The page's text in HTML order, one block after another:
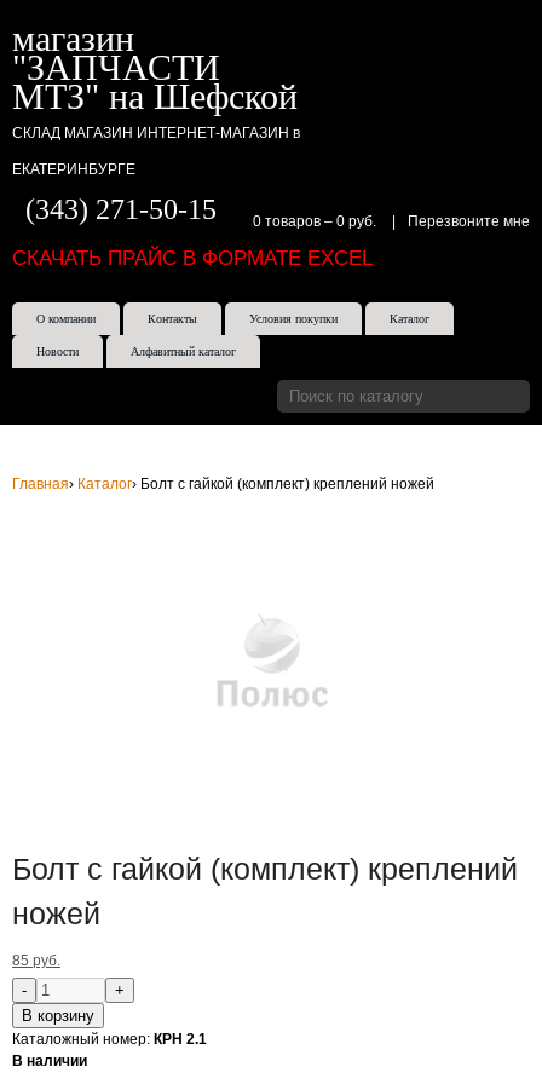
магазин
"ЗАПЧАСТИ
МТЗ" на Шефской
СКЛАД МАГАЗИН ИНТЕРНЕТ-МАГАЗИН в
ЕКАТЕРИНБУРГЕ
0 товаров – 0 руб. Перезвоните мне
(343) 271-50-15
СКАЧАТЬ ПРАЙС В ФОРМАТЕ EXCEL
О компании Контакты Условия покупки Каталог
Новости Алфавитный каталог
Главная› Каталог› Болт с гайкой (комплект) креплений ножей
Болт с гайкой (комплект) креплений
ножей
85 руб.
В корзину
Каталожный номер: КРН 2.1
В наличии